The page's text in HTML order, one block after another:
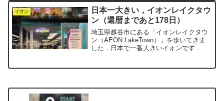
ーキングコースへ一直線です．さて，昨
日まではパトカーが展示...
イオン
日本一大きい，イオンレイクタウ
ン（還暦まであと178日）
埼玉県越谷市にある「イオンレイクタウ
ン（AEON LakeTown）」を歩いてきま
した．日本で一番大きいイオンです．厳